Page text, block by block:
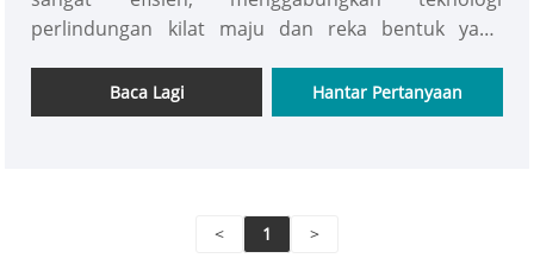
perlindungan kilat maju dan reka bentuk yang
overvoltage yang sangat baik, tetapi juga sesuai
dengan asas fius yro untuk mencapai perlindungan
keselamatan produk di seluruh dunia.
Baca Lagi Hantar Pertanyaan
< 1 >